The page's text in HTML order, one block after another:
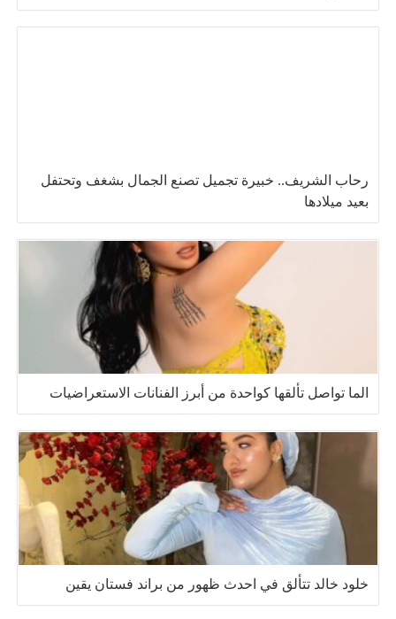
رحاب الشريف.. خبيرة تجميل تصنع الجمال بشغف وتحتفل
بعيد ميلادها
الما تواصل تألقها كواحدة من أبرز الفنانات الاستعراضيات
خلود خالد تتألق في احدث ظهور من براند فستان يقين